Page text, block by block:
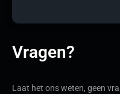
Vragen?
Laat het ons weten, geen